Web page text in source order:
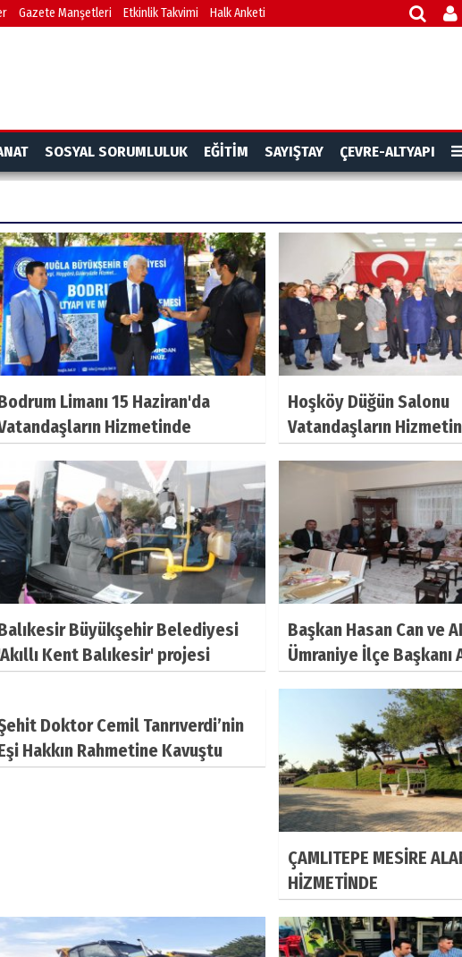
Gazete Manşetleri Etkinlik Takvimi Halk Anketi
SOSYAL SORUMLULUK EĞİTİM SAYIŞTAY ÇEVRE-ALTYAPI
Limanı 15 Haziran'da
Hizmetinde
Hoşköy Düğün Salonu
Vatandaşların
Büyükşehir Belediyesi
Kent Balıkesir' projesi
güvenli internet erişimini
taşıma araçlarında da
Başkan Hasan Can ve
Ümraniye İlçe Başkanı
Vazifesini Yerine
Temmuz Gazisi Metin
Ziyaret
Doktor Cemil Tanrıverdi’nin
Hakkın Rahmetine Kavuştu
ÇAMLITEPE MESİRE
HİZMETİNDE